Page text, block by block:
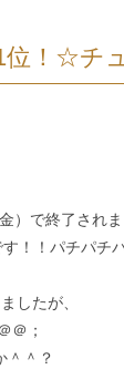
！☆チ
）で終了されま
！！パチパチ
したが、
＠；
＾＾？